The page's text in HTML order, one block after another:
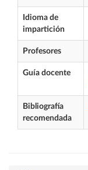
Idioma de
impartición
Profesores
Guía docente
Bibliografía
recomendada